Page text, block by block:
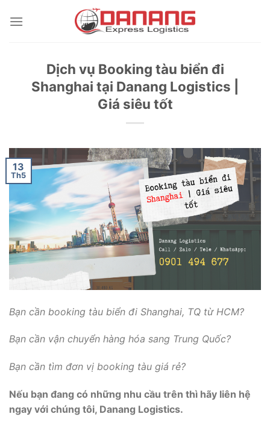
Dịch vụ Booking tàu biển đi
Shanghai tại Danang Logistics |
Giá siêu tốt
13
Th5
Bạn cần booking tàu biển đi Shanghai, TQ từ HCM?
Bạn cần vận chuyển hàng hóa sang Trung Quốc?
Bạn cần tìm đơn vị booking tàu giá rẻ?
Nếu bạn đang có những nhu cầu trên thì hãy liên hệ
ngay với chúng tôi, Danang Logistics.